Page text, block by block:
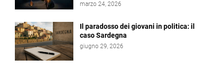
marzo 24, 2026
Il paradosso dei giovani in politica: il
caso Sardegna
giugno 29, 2026